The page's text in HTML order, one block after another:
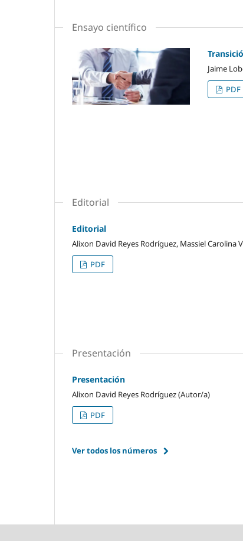
Ensayo científico
Jaime
PDF
Editorial
Editorial
Alixon David Reyes Rodríguez, Massiel Carolina
PDF
Presentación
Presentación
Alixon David Reyes Rodríguez (Autor/a)
PDF
Ver todos los números